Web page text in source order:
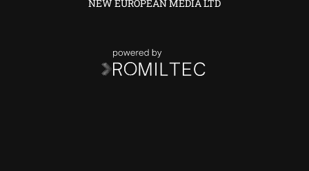
NEW EUROPEAN MEDIA LTD